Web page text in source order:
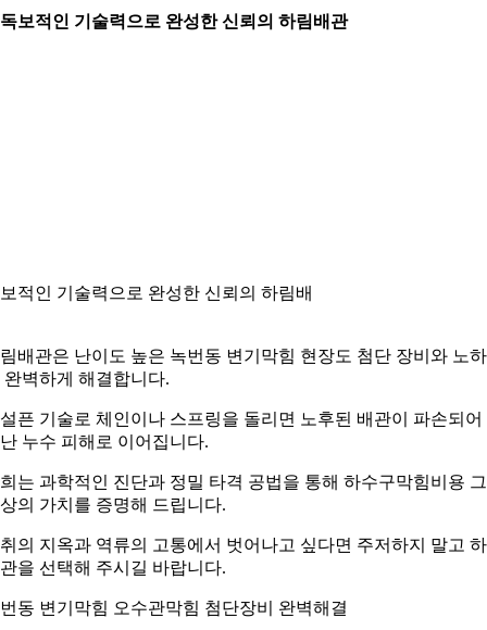
보적인 기술력으로 완성한 신뢰의 하림배관
적인 기술력으로 완성한 신뢰의 하림배
배관은 난이도 높은 녹번동 변기막힘 현장도 첨단 장비와 노
완벽하게 해결합니다.
픈 기술로 체인이나 스프링을 돌리면 노후된 배관이 파손되어
누수 피해로 이어집니다.
는 과학적인 진단과 정밀 타격 공법을 통해 하수구막힘비용 그
의 가치를 증명해 드립니다.
의 지옥과 역류의 고통에서 벗어나고 싶다면 주저하지 말고
을 선택해 주시길 바랍니다.
동 변기막힘 오수관막힘 첨단장비 완벽해결